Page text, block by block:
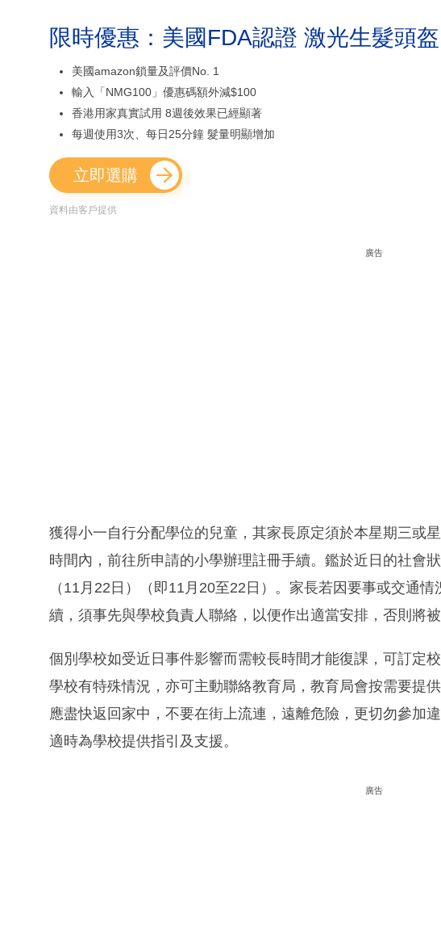
限時優惠：美國FDA認證 激光生髮頭盔
美國amazon鎖量及評價No. 1
輸入「NMG100」優惠碼額外減$100
香港用家真實試用 8週後效果已經顯著
每週使用3次、每日25分鐘 髮量明顯增加
立即選購
資料由客戶提供
廣告
獲得小一自行分配學位的兒童，其家長原定須於‪本星期三‬或
時間內，前往所申請的小學辦理註冊手續。鑑於近日的社會
（‪‪11月22日‬‬）（即11月20至22日）。家長若因要事或交通
續，須事先與學校負責人聯絡，以便作出適當安排，否則將被
個別學校如受近日事件影響而需較長時間才能復課，可訂定
學校有特殊情況，亦可主動聯絡教育局，教育局會按需要提
應盡快返回家中，不要在街上流連，遠離危險，更切勿參加
適時為學校提供指引及支援。
廣告